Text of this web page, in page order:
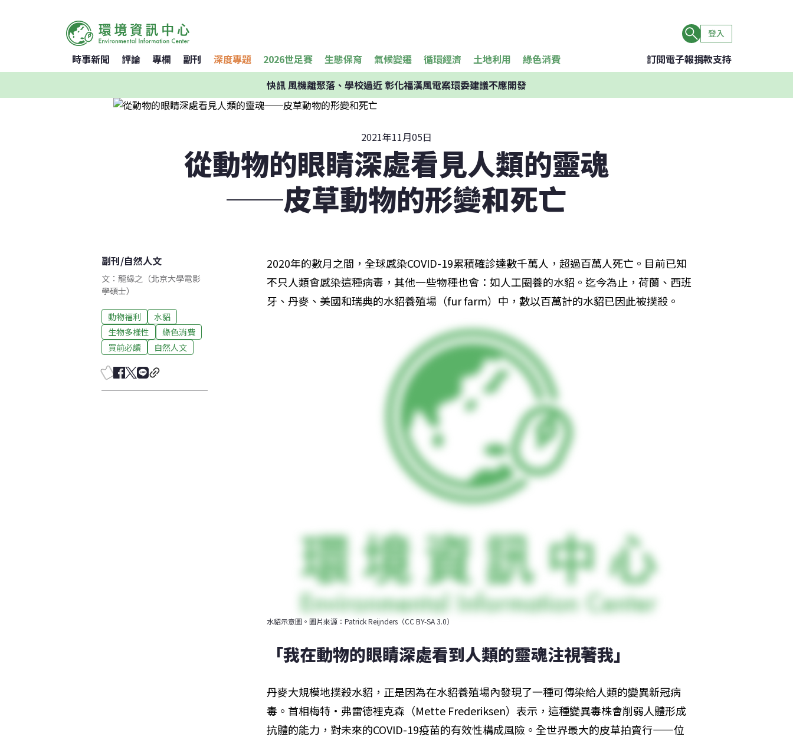
登入
時事新聞 評論 專欄 副刊 深度專題 2026世足賽 生態保育 氣候變遷 循環經濟 土地利用 綠色消費 訂閱電子報捐款支持
快訊風機離聚落、學校過近 彰化福漢風電案環委建議不應開發
2021年11月05日
從動物的眼睛深處看見人類的靈魂
──皮草動物的形變和死亡
副刊/自然人文
文：龍緣之（北京大學電影
學碩士）
動物福利
水貂
生物多樣性
綠色消費
買前必讀
自然人文
2020年的數月之間，全球感染COVID-19累積確診達數千萬人，超過百萬人死亡。目前已知
不只人類會感染這種病毒，其他一些物種也會：如人工圈養的水貂。迄今為止，荷蘭、西班
牙、丹麥、美國和瑞典的水貂養殖場（fur farm）中，數以百萬計的水貂已因此被撲殺。
水貂示意圖。圖片來源：Patrick Reijnders（CC BY-SA 3.0）
「我在動物的眼睛深處看到人類的靈魂注視著我」
丹麥大規模地撲殺水貂，正是因為在水貂養殖場內發現了一種可傳染給人類的變異新冠病
毒。首相梅特·弗雷德裡克森（Mette Frederiksen）表示，這種變異毒株會削弱人體形成
抗體的能力，對未來的COVID-19疫苗的有效性構成風險。全世界最大的皮草拍賣行——位